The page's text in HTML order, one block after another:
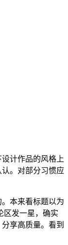
计作品的风格上
。对部分习惯应
本来看标题以为
区发一星，确实
享高质量。看到